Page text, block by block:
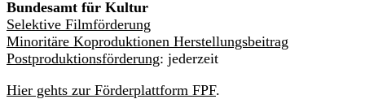
Bundesamt für Kultur
Selektive Filmförderung
Minoritäre Koproduktionen Herstellungsbeitrag
Postproduktionsförderung: jederzeit
Hier gehts zur Förderplattform FPF.